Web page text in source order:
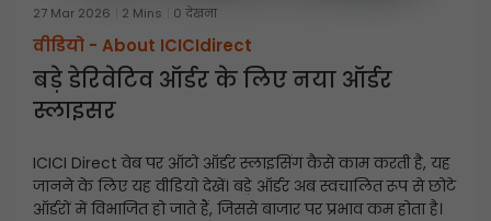
27 Mar 2026 2 Mins 0 देखना
वीडियो - About ICICIdirect
बड़े डेरिवेटिव ऑर्डर के लिए नया ऑर्डर
स्लाइसर
ICICI Direct वेब पर ऑटो ऑर्डर स्लाइसिंग कैसे काम करती है, यह
जानने के लिए यह वीडियो देखें। बड़े ऑर्डर अब स्वचालित रूप से छोटे
ऑर्डरों में विभाजित हो जाते हैं, जिससे बाजार पर प्रभाव कम होता है।